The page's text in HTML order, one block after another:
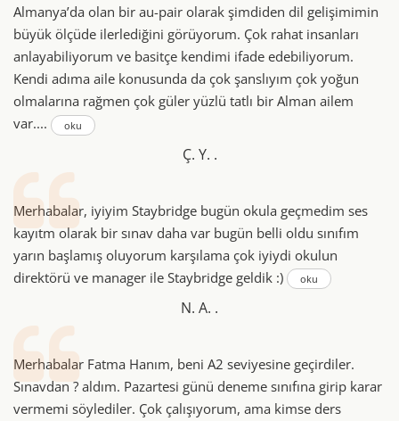
Almanya’da olan bir au-pair olarak şimdiden dil gelişimimin
büyük ölçüde ilerlediğini görüyorum. Çok rahat insanları
anlayabiliyorum ve basitçe kendimi ifade edebiliyorum.
Kendi adıma aile konusunda da çok şanslıyım çok yoğun
olmalarına rağmen çok güler yüzlü tatlı bir Alman ailem
var....
oku
Ç. Y. .
Merhabalar, iyiyim Staybridge bugün okula geçmedim ses
kayıtm olarak bir sınav daha var bugün belli oldu sınıfım
yarın başlamış oluyorum karşılama çok iyiydi okulun
direktörü ve manager ile Staybridge geldik :)
oku
N. A. .
Merhabalar Fatma Hanım, beni A2 seviyesine geçirdiler.
Sınavdan ? aldım. Pazartesi günü deneme sınıfına girip karar
vermemi söylediler. Çok çalışıyorum, ama kimse ders